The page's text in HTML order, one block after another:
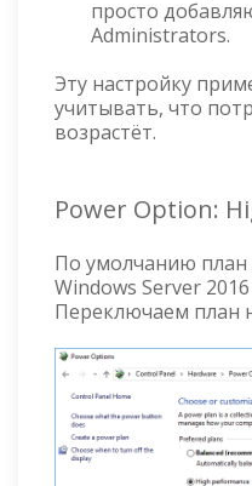
просто
Administrators.
Эту настройку
учитывать, что
возрастёт.
Power Option:
По умолчанию план
Windows Server
Переключаем план